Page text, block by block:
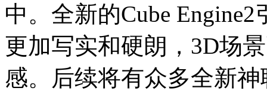
中。全新的Cube
更加写实和硬朗，3D场
感。后续将有众多全新